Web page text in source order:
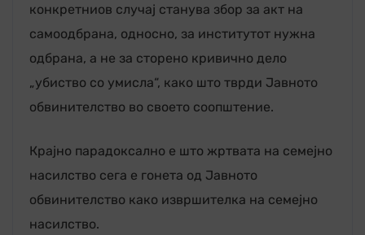
конкретниов случај станува збор за акт на
самоодбрана, односно, за институтот нужна
одбрана, а не за сторено кривично дело
„убиство со умисла“, како што тврди Јавното
обвинителство во своето соопштение.
Крајно парадоксално е што жртвата на семејно
насилство сега е гонета од Јавното
обвинителство како извршителка на семејно
насилство.